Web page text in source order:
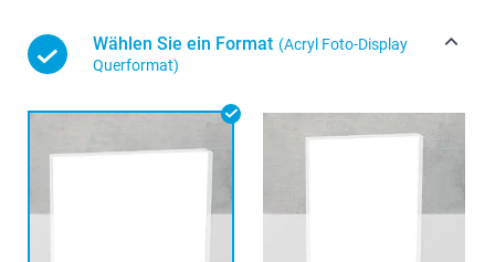
Wählen Sie ein Format (Acryl Foto-Display
Querformat)